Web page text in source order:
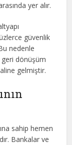
yer alır.
güvenlik
nedenle
dönüşüm
gelmiştir.
sahip hemen
Bankalar ve